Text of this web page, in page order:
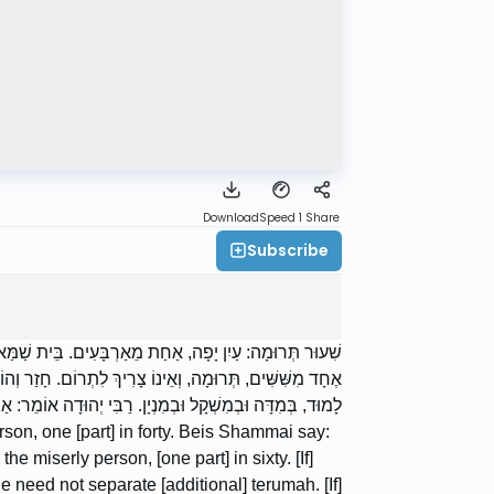
DownloadSpeed 1 Share
Subscribe
שִׁעוּר תְּרוּמָה: עַיִן יָפָה, אַחַת מֵאַרְבָּעִים. בֵּית
אֶחָד מִשִּׁשִּׁים, תְּרוּמָה, וְאֵינוֹ צָרִיךְ לִתְרוֹם. חָזַר
לָמוּד, בְּמִדָּה וּבְמִשְׁקָל וּבְמִנְיָן. רַבִּי יְהוּדָה
one [part] in forty. Beis Shammai say:
miserly person, [one part] in sixty. [If]
need not separate [additional] terumah. [If]